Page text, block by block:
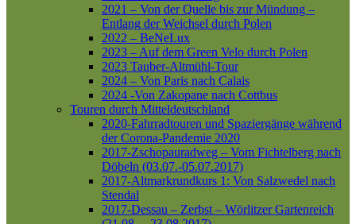
2021 – Von der Quelle bis zur Mündung –
Entlang der Weichsel durch Polen
2022 – BeNeLux
2023 – Auf dem Green Velo durch Polen
2023 Tauber-Altmühl-Tour
2024 – Von Paris nach Calais
2024 -Von Zakopane nach Cottbus
Touren durch Mitteldeutschland
2020-Fahrradtouren und Spaziergänge während
der Corona-Pandemie 2020
2017-Zschopauradweg – Vom Fichtelberg nach
Döbeln (03.07.-05.07.2017)
2017-Altmarkrundkurs 1: Von Salzwedel nach
Stendal
2017-Dessau – Zerbst – Wörlitzer Gartenreich